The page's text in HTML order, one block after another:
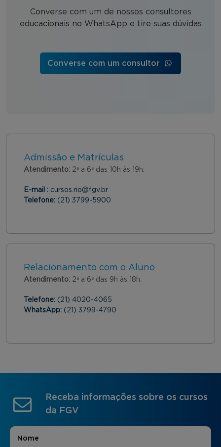
Converse com um de nossos consultores
educacionais no WhatsApp e tire suas dúvidas
Converse com um consultor
Admissão e Matrículas
Atendimento: 2ª a 6ª das 10h às 19h.
E-mail : cursos.rio@fgv.br
Telefone: (21) 3799-5900
Relacionamento com o Aluno
Atendimento: 2ª a 6ª das 9h às 18h.
Telefone: (21) 4020-4065
WhatsApp: (21) 3799-4790
Receba informações sobre os cursos
da FGV
Nome